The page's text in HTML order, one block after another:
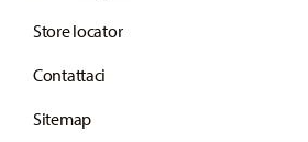
Store locator
Contattaci
Sitemap